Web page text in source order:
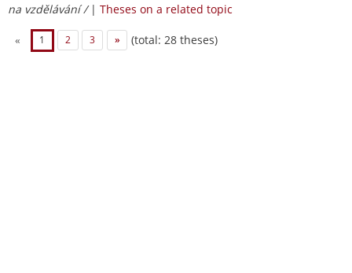
na vzdělávání / | Theses on a related topic
« 1 2 3 » (total: 28 theses)